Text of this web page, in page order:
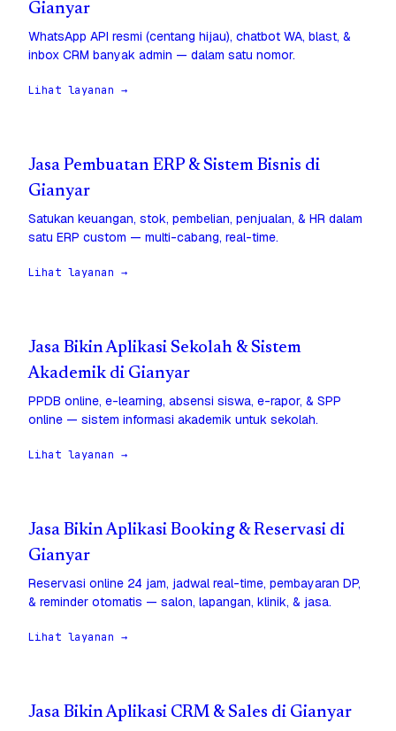
Gianyar
WhatsApp API resmi (centang hijau), chatbot WA, blast, &
inbox CRM banyak admin — dalam satu nomor.
Lihat layanan →
Jasa Pembuatan ERP & Sistem Bisnis di
Gianyar
Satukan keuangan, stok, pembelian, penjualan, & HR dalam
satu ERP custom — multi-cabang, real-time.
Lihat layanan →
Jasa Bikin Aplikasi Sekolah & Sistem
Akademik di Gianyar
PPDB online, e-learning, absensi siswa, e-rapor, & SPP
online — sistem informasi akademik untuk sekolah.
Lihat layanan →
Jasa Bikin Aplikasi Booking & Reservasi di
Gianyar
Reservasi online 24 jam, jadwal real-time, pembayaran DP,
& reminder otomatis — salon, lapangan, klinik, & jasa.
Lihat layanan →
Jasa Bikin Aplikasi CRM & Sales di Gianyar